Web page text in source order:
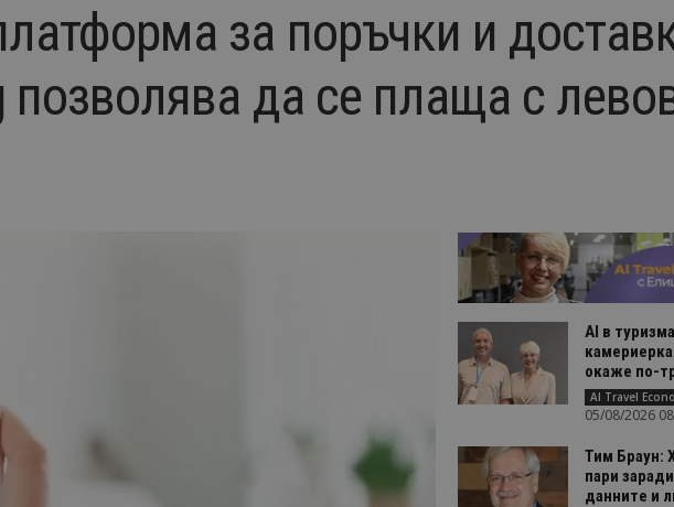
за поръчки и
позволява да се плаща с
AI в
окаже по-
05/08/2026
Тим Браун:
пари
данните и